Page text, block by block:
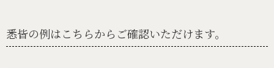
悉皆の例はこちらからご確認いただけます。